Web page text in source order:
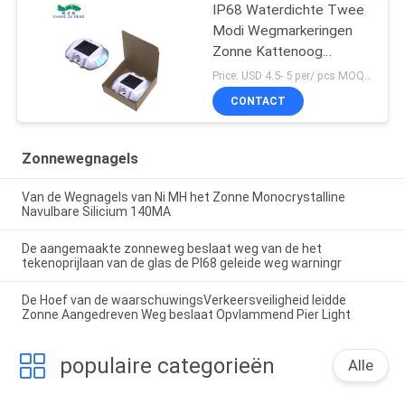
IP68 Waterdichte Twee
Modi Wegmarkeringen
Zonne Kattenoog
Wegmarkering
Price: USD 4.5- 5 per/ pcs MOQ:10
CONTACT
Zonnewegnagels
Van de Wegnagels van Ni MH het Zonne Monocrystalline
Navulbare Silicium 140MA
De aangemaakte zonneweg beslaat weg van de het
tekenoprijlaan van de glas de PI68 geleide weg warningr
De Hoef van de waarschuwingsVerkeersveiligheid leidde
Zonne Aangedreven Weg beslaat Opvlammend Pier Light
populaire categorieën Alle